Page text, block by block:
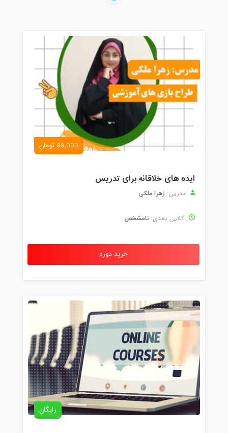
99,000 تومان
ایده های خلاقانه برای تدریس
مدرس: زهرا ملکی
کلاس بعدی: نامشخص
خرید دوره
رایگان